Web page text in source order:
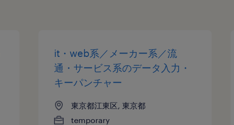
it・web系／メーカー系／流
通・サービス系のデータ入力・
キーパンチャー
東京都江東区, 東京都
temporary